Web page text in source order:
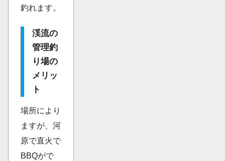
釣れます。
渓流の
管理釣
り場の
メリッ
ト
場所により
ますが、河
原で直火で
BBQがで